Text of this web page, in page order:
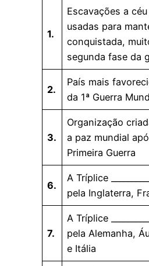
1.
Escavações a
usadas para
conquistada,
segunda fase da
2.
País mais
da 1ª Guerra
3.
Organização
a paz mundial
Primeira Guerra
6.
A Tríplice
pela Inglaterra,
7.
A Tríplice
pela Alemanha,
e Itália